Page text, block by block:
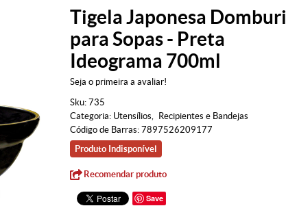
Tigela Japonesa Domburi
para Sopas - Preta
Ideograma 700ml
Seja o primeira a avaliar!
Sku: 735
Categoria: Utensílios
Recipientes e Bandejas
Código de Barras: 7897526209177
Produto Indisponível
Recomendar produto
Save